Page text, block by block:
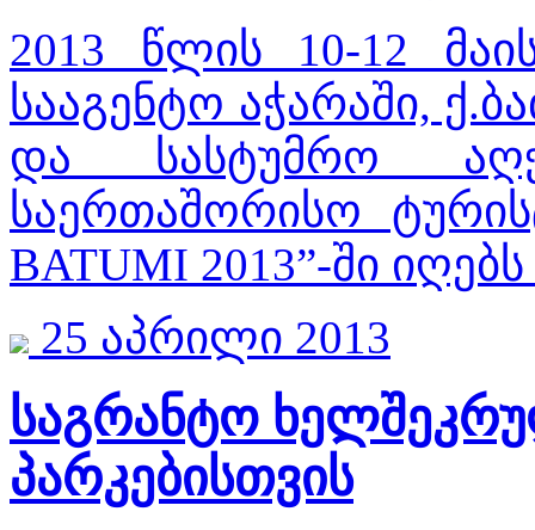
2013 წლის 10-12
სააგენტო აჭარაში,
და სასტუმრო
საერთაშორისო
BATUMI 2013”-ში
25 აპრილი 2013
საგრანტო
პარკებისთვის